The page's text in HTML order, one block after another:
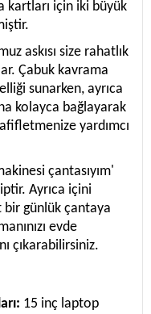
kartları için iki büyük
askısı size rahatlık
Çabuk kavrama
sunarken, ayrıca
kolayca bağlayarak
yardımcı
çantasıyım'
Ayrıca içini
günlük çantaya
evde
çıkarabilirsiniz.
15 inç laptop